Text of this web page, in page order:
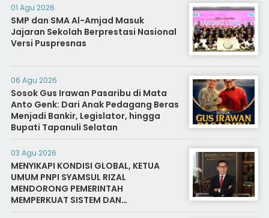
01 Agu 2026
SMP dan SMA Al-Amjad Masuk
Jajaran Sekolah Berprestasi Nasional
Versi Puspresnas
06 Agu 2026
Sosok Gus Irawan Pasaribu di Mata
Anto Genk: Dari Anak Pedagang Beras
Menjadi Bankir, Legislator, hingga
Bupati Tapanuli Selatan
03 Agu 2026
MENYIKAPI KONDISI GLOBAL, KETUA
UMUM PNPI SYAMSUL RIZAL
MENDORONG PEMERINTAH
MEMPERKUAT SISTEM DAN
INFRASTRUKTUR INTELIJEN NEGARA